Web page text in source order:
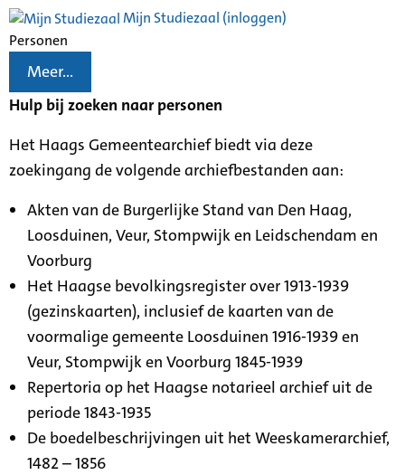
Mijn Studiezaal (inloggen)
Personen
Meer...
Hulp bij zoeken naar personen
Het Haags Gemeentearchief biedt via deze
zoekingang de volgende archiefbestanden aan:
Akten van de Burgerlijke Stand van Den Haag,
Loosduinen, Veur, Stompwijk en Leidschendam en
Voorburg
Het Haagse bevolkingsregister over 1913-1939
(gezinskaarten), inclusief de kaarten van de
voormalige gemeente Loosduinen 1916-1939 en
Veur, Stompwijk en Voorburg 1845-1939
Repertoria op het Haagse notarieel archief uit de
periode 1843-1935
De boedelbeschrijvingen uit het Weeskamerarchief,
1482 – 1856